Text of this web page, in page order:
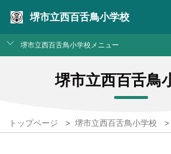
堺市立西百舌鳥小学校
堺市立西百舌鳥小学校メニュー
堺市立西百舌鳥
トップページ > 堺市立西百舌鳥小学校 >